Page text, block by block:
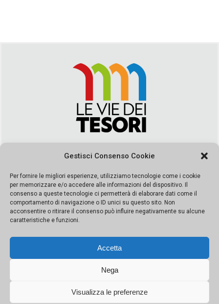
Gestisci Consenso Cookie
Per fornire le migliori esperienze, utilizziamo tecnologie come i cookie
per memorizzare e/o accedere alle informazioni del dispositivo. Il
consenso a queste tecnologie ci permetterà di elaborare dati come il
comportamento di navigazione o ID unici su questo sito. Non
acconsentire o ritirare il consenso può influire negativamente su alcune
caratteristiche e funzioni.
Accetta
Nega
Visualizza le preferenze
segreteria@leviedeitesori.it
Direttore ResponsabileMarcello Barbaro– Aut. del tribunale di
Palermo n. 19 del 2017 iscrizione al roc numero 37003 Editore
Porta Felice Srl. Sede legale: Via Libertà 93 – 90143 Palermo
Società iscritta alla Camera di Commercio di Palermo Ufficio
065228208251 Capitale 10000 euro IV